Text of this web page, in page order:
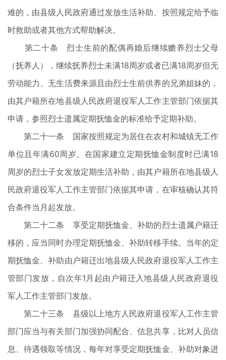
难的，由县级人民政府通过发放生活补助、按照规定给予临
时救助或者其他方式帮助解决。
第二十条 烈士生前的配偶再婚后继续赡养烈士父母
（抚养人），继续抚养烈士未满18周岁或者已满18周岁但无
劳动能力、无生活费来源且由烈士生前供养的兄弟姐妹的，
由其户籍所在地县级人民政府退役军人工作主管部门依据其
申请，参照烈士遗属定期抚恤金的标准给予定期补助。
第二十一条 国家按照规定为居住在农村和城镇无工作
单位且年满60周岁、在国家建立定期抚恤金制度时已满18
周岁的烈士子女发放定期生活补助，由其户籍所在地县级人
民政府退役军人工作主管部门依据其申请，在审核确认其符
合条件当月起发放。
第二十二条 享受定期抚恤金、补助的烈士遗属户籍迁
移的，应当同时办理定期抚恤金、补助转移手续。当年的定
期抚恤金、补助由户籍迁出地县级人民政府退役军人工作主
管部门发放，自次年1月起由户籍迁入地县级人民政府退役
军人工作主管部门发放。
第二十三条 县级以上地方人民政府退役军人工作主管
部门应当与有关部门加强协同配合、信息共享，比对人员信
息、待遇领取等情况，每年对享受定期抚恤金、补助对象进